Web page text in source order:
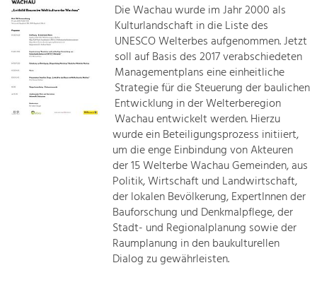
Die Wachau wurde im Jahr 2000 als
Kulturlandschaft in die Liste des
UNESCO Welterbes aufgenommen. Jetzt
soll auf Basis des 2017 verabschiedeten
Managementplans eine einheitliche
Strategie für die Steuerung der baulichen
Entwicklung in der Welterberegion
Wachau entwickelt werden. Hierzu
wurde ein Beteiligungsprozess initiiert,
um die enge Einbindung von Akteuren
der 15 Welterbe Wachau Gemeinden, aus
Politik, Wirtschaft und Landwirtschaft,
der lokalen Bevölkerung, ExpertInnen der
Bauforschung und Denkmalpflege, der
Stadt- und Regionalplanung sowie der
Raumplanung in den baukulturellen
Dialog zu gewährleisten.